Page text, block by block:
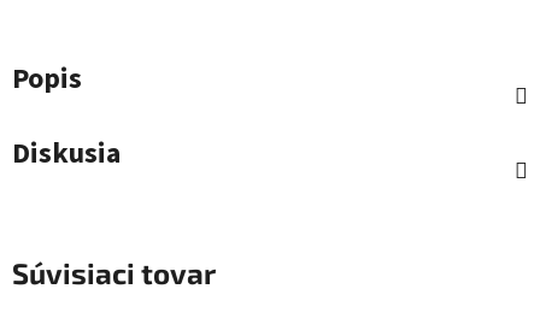
Popis
Diskusia
Súvisiaci tovar